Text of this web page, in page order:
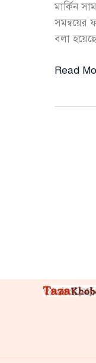
মার্কিন
সমন্বয়ের
বলা
যুক্তরাষ্ট্রের
Read